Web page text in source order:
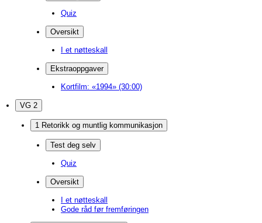
Quiz
Oversikt
I et nøtteskall
Ekstraoppgaver
Kortfilm: «1994» (30:00)
VG 2
1 Retorikk og muntlig kommunikasjon
Test deg selv
Quiz
Oversikt
I et nøtteskall
Gode råd før fremføringen